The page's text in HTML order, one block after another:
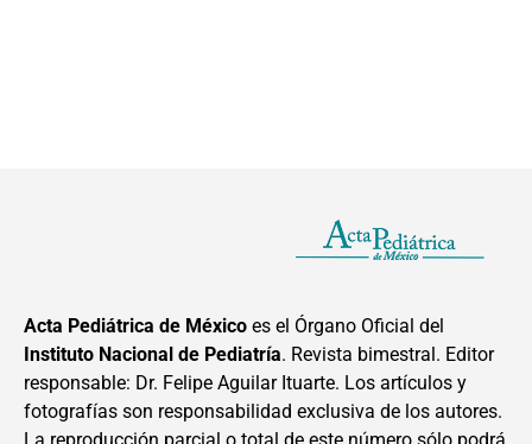
Acta Pediátrica de México es el Órgano Oficial del
Instituto Nacional de Pediatría. Revista bimestral. Editor
responsable: Dr. Felipe Aguilar Ituarte. Los artículos y
fotografías son responsabilidad exclusiva de los autores.